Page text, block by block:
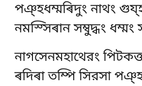
পঞ্হধম্মৰিদুং নাথং
নমস্সিৰান সম্বুদ্ধং
নাগসেনমহাথেরং
ৰদিৰা তম্পি সিরসা